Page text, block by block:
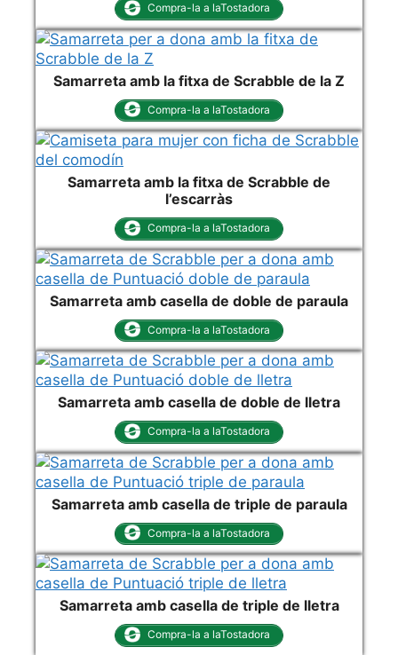
Compra-la a laTostadora
Samarreta amb la fitxa de Scrabble de la Z
Compra-la a laTostadora
Samarreta amb la fitxa de Scrabble de
l’escarràs
Compra-la a laTostadora
Samarreta amb casella de doble de paraula
Compra-la a laTostadora
Samarreta amb casella de doble de lletra
Compra-la a laTostadora
Samarreta amb casella de triple de paraula
Compra-la a laTostadora
Samarreta amb casella de triple de lletra
Compra-la a laTostadora